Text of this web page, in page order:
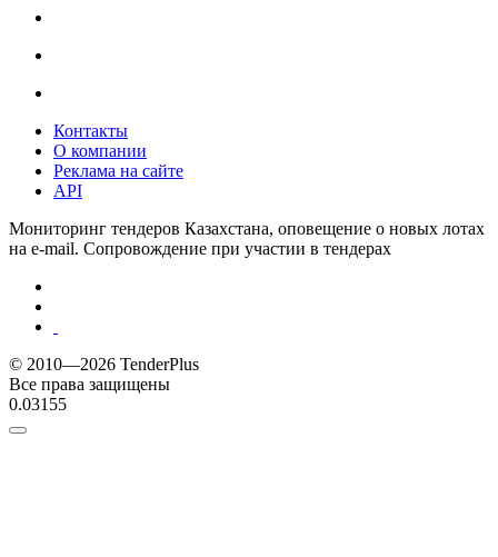
Контакты
О компании
Реклама на сайте
API
Мониторинг тендеров Казахстана, оповещение о новых лотах
на e-mail. Сопровождение при участии в тендерах
© 2010—2026 TenderPlus
Все права защищены
0.03155